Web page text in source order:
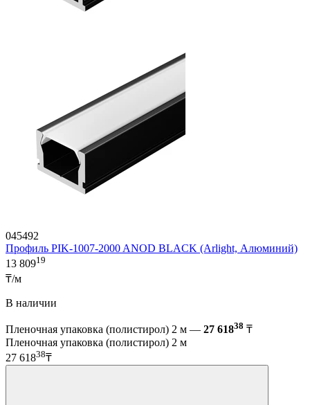
045492
Профиль PIK-1007-2000 ANOD BLACK (Arlight, Алюминий)
13 80919
₸/м
В наличии
Пленочная упаковка (полистирол) 2 м — 27 61838 ₸
Пленочная упаковка (полистирол) 2 м
27 61838₸